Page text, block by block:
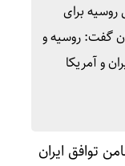
برای
گفت:‌ روسیه و
و آمریکا